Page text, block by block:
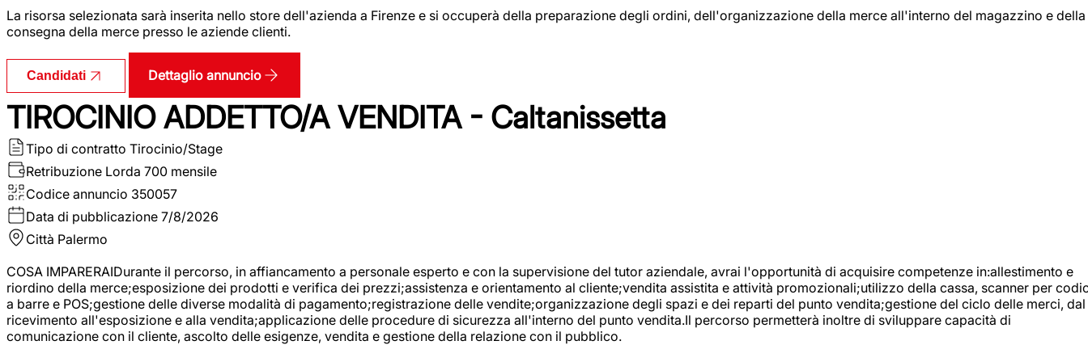
La risorsa selezionata sarà inserita nello store dell'azienda a Firenze e si occuperà della preparazione degli ordini, dell'organizzazione della merce all'interno del magazzino e della
consegna della merce presso le aziende clienti.
Candidati Dettaglio annuncio
TIROCINIO ADDETTO/A VENDITA - Caltanissetta
Tipo di contratto Tirocinio/Stage
Retribuzione Lorda 700 mensile
Codice annuncio 350057
Data di pubblicazione 7/8/2026
Città Palermo
COSA IMPARERAIDurante il percorso, in affiancamento a personale esperto e con la supervisione del tutor aziendale, avrai l'opportunità di acquisire competenze in:allestimento e
riordino della merce;esposizione dei prodotti e verifica dei prezzi;assistenza e orientamento al cliente;vendita assistita e attività promozionali;utilizzo della cassa, scanner per
a barre e POS;gestione delle diverse modalità di pagamento;registrazione delle vendite;organizzazione degli spazi e dei reparti del punto vendita;gestione del ciclo delle merci, dal
ricevimento all'esposizione e alla vendita;applicazione delle procedure di sicurezza all'interno del punto vendita.Il percorso permetterà inoltre di sviluppare capacità di
comunicazione con il cliente, ascolto delle esigenze, vendita e gestione della relazione con il pubblico.